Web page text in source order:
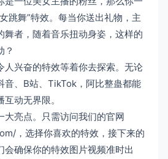
跳舞”特效。每当你送出礼物，主
舞者，随着音乐扭动身姿，这样的
？
人兴奋的特效等着你去探索。无论
音、B站、TikTok，阿比整蛊都能
动无界限。
大亮点。只需访问我们的官网
，选择你喜欢的特效，接下来的
会确保你的特效图片视频准时出